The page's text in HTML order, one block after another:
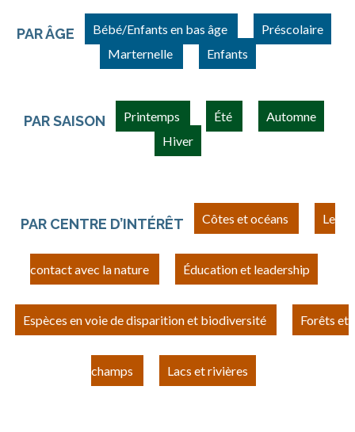
PAR ÂGE Bébé/Enfants en bas âge
Préscolaire
Marternelle
Enfants
PAR SAISON Printemps Été
Automne
Hiver
PAR CENTRE D’INTÉRÊT Côtes et océans Le
contact avec la nature Éducation et leadership
Espèces en voie de disparition et biodiversité Forêts et
champs Lacs et rivières